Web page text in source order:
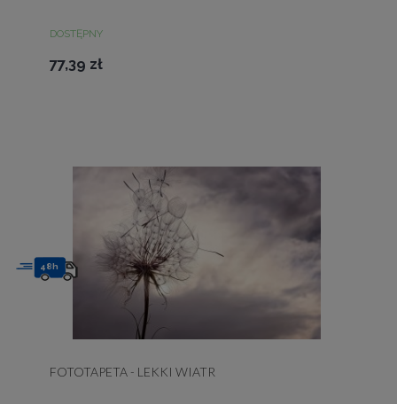
DOSTĘPNY
77,39 zł
FOTOTAPETA - LEKKI WIATR
48h